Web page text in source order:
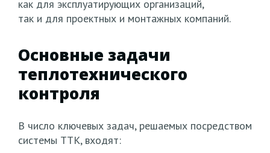
как для эксплуатирующих организаций,
так и для проектных и монтажных компаний.
Основные задачи
теплотехнического
контроля
В число ключевых задач, решаемых посредством
системы ТТК, входят: